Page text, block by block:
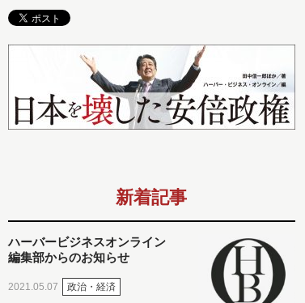
新着記事
ハーバービジネスオンライン
編集部からのお知らせ
2021.05.07 政治・経済